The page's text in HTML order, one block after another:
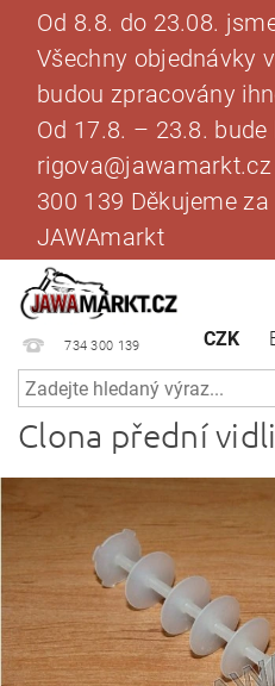
Od 8.8. do 23.08.
Všechny objednávky
budou zpracovány
Od 17.8. – 23.8.
300 139 Děkujeme
JAWAmarkt
734 300 139 CZK
Clona přední